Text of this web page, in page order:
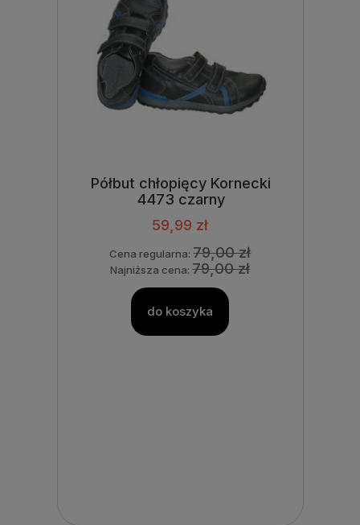
Półbut chłopięcy Kornecki
4473 czarny
59,99 zł
Cena regularna:79,00 zł
Najniższa cena:79,00 zł
do koszyka